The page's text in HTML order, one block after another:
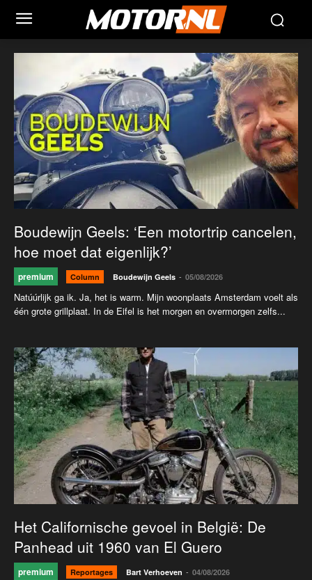
Boudewijn Geels: ‘Een motortrip cancelen,
hoe moet dat eigenlijk?’
premium Column Boudewijn Geels - 05/08/2026
Natúúrlijk ga ik. Ja, het is warm. Mijn woonplaats Amsterdam voelt als
één grote grillplaat. In de Eifel is het morgen en overmorgen zelfs...
Het Californische gevoel in België: De
Panhead uit 1960 van El Guero
premium Reportages Bart Verhoeven - 04/08/2026